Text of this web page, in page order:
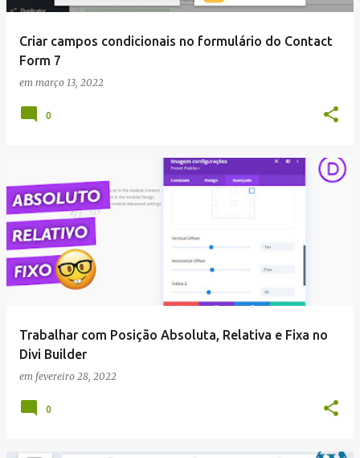
Criar campos condicionais no formulário do Contact
Form 7
em março 13, 2022
0
Trabalhar com Posição Absoluta, Relativa e Fixa no
Divi Builder
em fevereiro 28, 2022
0